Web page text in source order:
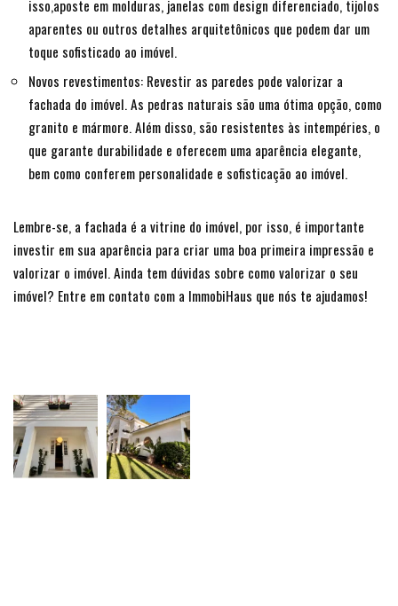
isso,aposte em molduras, janelas com design diferenciado, tijolos
aparentes ou outros detalhes arquitetônicos que podem dar um
toque sofisticado ao imóvel.
Novos revestimentos: Revestir as paredes pode valorizar a
fachada do imóvel. As pedras naturais são uma ótima opção, como
granito e mármore. Além disso, são resistentes às intempéries, o
que garante durabilidade e oferecem uma aparência elegante,
bem como conferem personalidade e sofisticação ao imóvel.
Lembre-se, a fachada é a vitrine do imóvel, por isso, é importante
investir em sua aparência para criar uma boa primeira impressão e
valorizar o imóvel. Ainda tem dúvidas sobre como valorizar o seu
imóvel? Entre em contato com a ImmobiHaus que nós te ajudamos!